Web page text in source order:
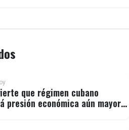
que régimen cubano
presión económica aún mayor: